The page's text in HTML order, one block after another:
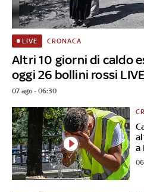
Altri 10 giorni di caldo
oggi 26 bollini rossi LIVE
LIVE CRONACA
07 ago - 06:30
a